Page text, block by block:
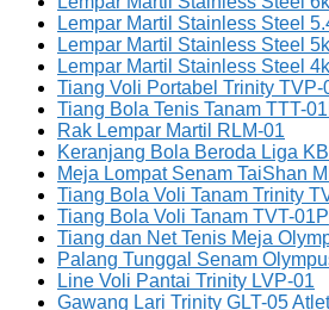
Lempar Martil Stainless Steel
Lempar Martil Stainless Steel
Lempar Martil Stainless Steel
Tiang Voli Portabel Trinity TVP-
Tiang Bola Tenis Tanam TTT-
Rak Lempar Martil RLM-01
Keranjang Bola Beroda Liga
Meja Lompat Senam TaiShan
Tiang Bola Voli Tanam Trinity
Tiang Bola Voli Tanam TVT-01P
Tiang dan Net Tenis Meja
Palang Tunggal Senam
Line Voli Pantai Trinity LVP-01
Gawang Lari Trinity GLT-05